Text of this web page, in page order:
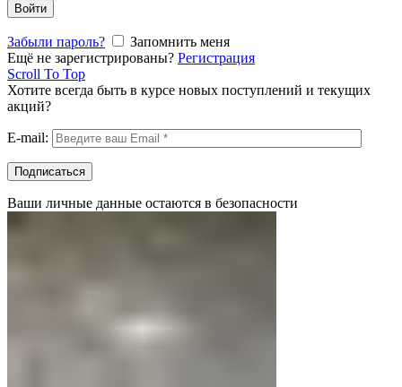
Войти
Забыли пароль?
Запомнить меня
Ещё не зарегистрированы? Регистрация
Scroll To Top
Хотите всегда быть в курсе новых поступлений и текущих
акций?
E-mail:
Ваши личные данные остаются в безопасности